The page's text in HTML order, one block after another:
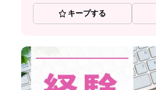
キープする